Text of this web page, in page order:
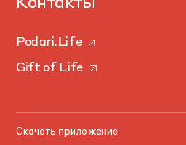
Podari.Life
Gift of Life
Скачать приложение